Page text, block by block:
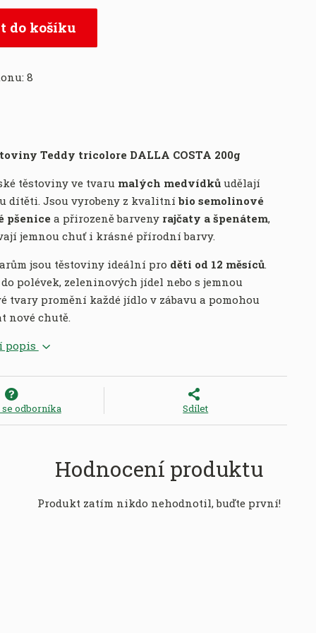
do košíku
8
Teddy tricolore DALLA COSTA 200g
těstoviny ve tvaru malých medvídkůudělají
dítěti. Jsou vyrobeny z kvalitníbio semolinové
pšenice a přirozeně barveny rajčaty a špenátem,
jemnou chuť i krásné přírodní barvy.
jsou těstoviny ideální pro děti od 12 měsíců.
polévek, zeleninových jídel nebo s jemnou
tvary promění každé jídlo v zábavu a pomohou
nové chutě.
popis
se odborníka Sdílet
Hodnocení produktu
Produkt zatím nikdo nehodnotil, buďte první!